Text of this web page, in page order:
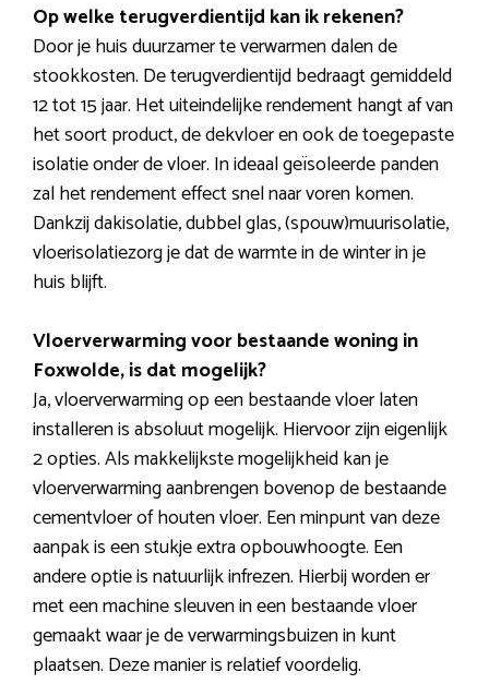
Op welke terugverdientijd kan ik rekenen?
Door je huis duurzamer te verwarmen dalen de
stookkosten. De terugverdientijd bedraagt gemiddeld
12 tot 15 jaar. Het uiteindelijke rendement hangt af van
het soort product, de dekvloer en ook de toegepaste
isolatie onder de vloer. In ideaal geïsoleerde panden
zal het rendement effect snel naar voren komen.
Dankzij dakisolatie, dubbel glas, (spouw)muurisolatie,
vloerisolatiezorg je dat de warmte in de winter in je
huis blijft.
Vloerverwarming voor bestaande woning in
Foxwolde, is dat mogelijk?
Ja, vloerverwarming op een bestaande vloer laten
installeren is absoluut mogelijk. Hiervoor zijn eigenlijk
2 opties. Als makkelijkste mogelijkheid kan je
vloerverwarming aanbrengen bovenop de bestaande
cementvloer of houten vloer. Een minpunt van deze
aanpak is een stukje extra opbouwhoogte. Een
andere optie is natuurlijk infrezen. Hierbij worden er
met een machine sleuven in een bestaande vloer
gemaakt waar je de verwarmingsbuizen in kunt
plaatsen. Deze manier is relatief voordelig.